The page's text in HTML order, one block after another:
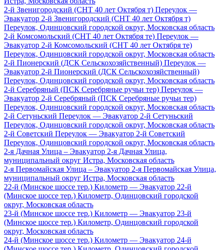
2-й Звенигородский (СНТ 40 лет Октября т) Переулок —
Эвакуатор 2-й Звенигородский (СНТ 40 лет Октября т)
Переулок, Одинцовский городской округ, Московская область
2-й Комсомольский (СНТ 40 лет Октября те) Переулок —
Эвакуатор 2-й Комсомольский (СНТ 40 лет Октября те)
Переулок, Одинцовский городской округ, Московская область
2-й Пионерский (ДСК Сельскохозяйственный) Переулок —
Эвакуатор 2-й Пионерский (ДСК Сельскохозяйственный)
Переулок, Одинцовский городской округ, Московская область
2-й Серебряный (ПСК Серебряные ручьи тер) Переулок —
Эвакуатор 2-й Серебряный (ПСК Серебряные ручьи тер)
Переулок, Одинцовский городской округ, Московская область
2-й Сетуньский Переулок — Эвакуатор 2-й Сетуньский
Переулок, Одинцовский городской округ, Московская область
2-й Советский Переулок — Эвакуатор 2-й Советский
Переулок, Одинцовский городской округ, Московская область
2-я Дачная Улица – Эвакуатор 2-я Дачная Улица,
муниципальный округ Истра, Московская область
2-я Первомайская Улица – Эвакуатор 2-я Первомайская Улица,
муниципальный округ Истра, Московская область
22-й (Минское шоссе тер.) Километр — Эвакуатор 22-й
(Минское шоссе тер.) Километр, Одинцовский городской
округ, Московская область
23-й (Минское шоссе тер.) Километр — Эвакуатор 23-й
(Минское шоссе тер.) Километр, Одинцовский городской
округ, Московская область
24-й (Минское шоссе тер.) Километр — Эвакуатор 24-й